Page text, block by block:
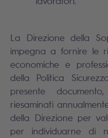
La Direzione della
impegna a fornire le
economiche e
della Politica
presente
riesaminati
della Direzione per
per individuarne di